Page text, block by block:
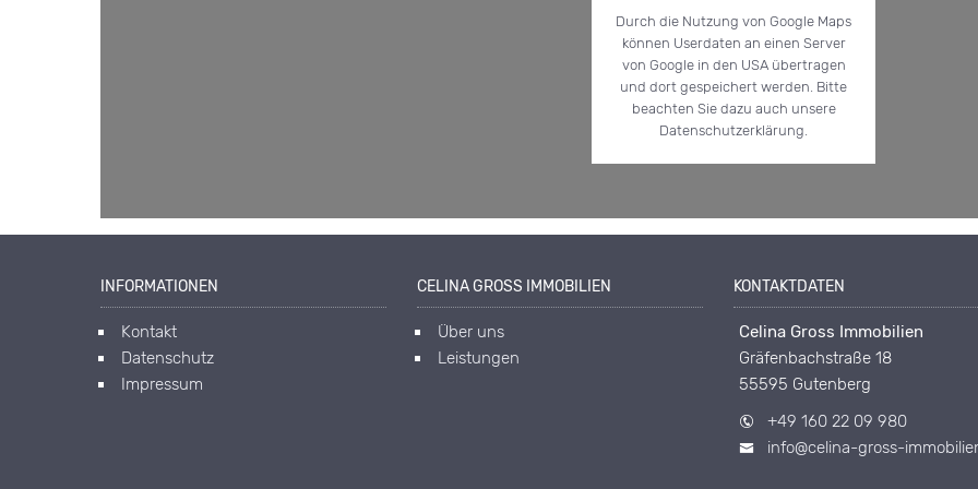
Durch die Nutzung von Google Maps
können Userdaten an einen Server
von Google in den USA übertragen
und dort gespeichert werden. Bitte
beachten Sie dazu auch unsere
Datenschutzerklärung.
INFORMATIONEN
Kontakt
Datenschutz
Impressum
CELINA GROSS IMMOBILIEN
Über uns
Leistungen
KONTAKTDATEN
Celina Gross Immobilien
Gräfenbachstraße 18
55595 Gutenberg
+49 160 22 09 980
info@celina-gross-